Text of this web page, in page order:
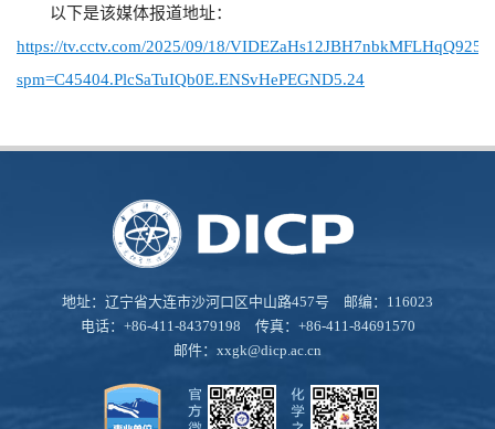
以下是该媒体报道地址：
https://tv.cctv.com/2025/09/18/
spm=C45404.PlcSaTuIQb0E.ENSvHePEGND5.24
地址：辽宁省大连市沙河口区中山路457号 邮编：116023
电话：+86-411-84379198 传真：+86-411-84691570
邮件： xxgk@dicp.ac.cn